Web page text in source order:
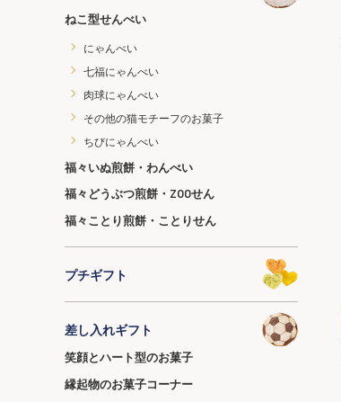
ねこ型せんべい
にゃんべい
七福にゃんべい
肉球にゃんべい
その他の猫モチーフのお菓子
ちびにゃんべい
福々いぬ煎餅・わんべい
福々どうぶつ煎餅・ZOOせん
福々ことり煎餅・ことりせん
プチギフト
差し入れギフト
笑顔とハート型のお菓子
縁起物のお菓子コーナー